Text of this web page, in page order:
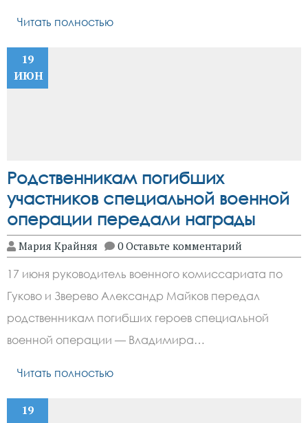
Читать полностью
19
ИЮН
Родственникам погибших
участников специальной военной
операции передали награды
Мария Крайняя 0 Оставьте комментарий
17 июня руководитель военного комиссариата по
Гуково и Зверево Александр Майков передал
родственникам погибших героев специальной
военной операции — Владимира…
Читать полностью
19